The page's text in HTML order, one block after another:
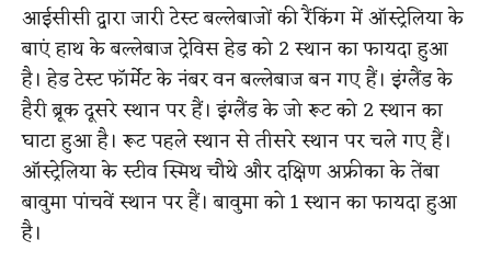
आईसीसी द्वारा जारी टेस्ट बल्लेबाजों की रैंकिंग में ऑस्ट्रेलिया के
बाएं हाथ के बल्लेबाज ट्रेविस हेड को 2 स्थान का फायदा हुआ
है। हेड टेस्ट फॉर्मेट के नंबर वन बल्लेबाज बन गए हैं। इंग्लैंड के
हैरी ब्रूक दूसरे स्थान पर हैं। इंग्लैंड के जो रूट को 2 स्थान का
घाटा हुआ है। रूट पहले स्थान से तीसरे स्थान पर चले गए हैं।
ऑस्ट्रेलिया के स्टीव स्मिथ चौथे और दक्षिण अफ्रीका के तेंबा
बावुमा पांचवें स्थान पर हैं। बावुमा को 1 स्थान का फायदा हुआ
है।